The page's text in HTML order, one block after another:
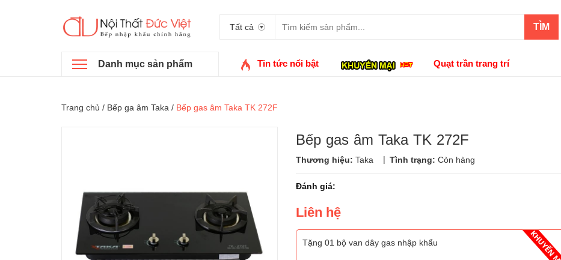
Tất cả TÌM
Danh mục sản phẩm Tin tức nổi bật Quạt trần trang trí
Trang chủ / Bếp ga âm Taka / Bếp gas âm Taka TK 272F
Bếp gas âm Taka TK 272F
Thương hiệu: Taka | Tình trạng: Còn hàng
Đánh giá:
Liên hệ
Tặng 01 bộ van dây gas nhập khẩu